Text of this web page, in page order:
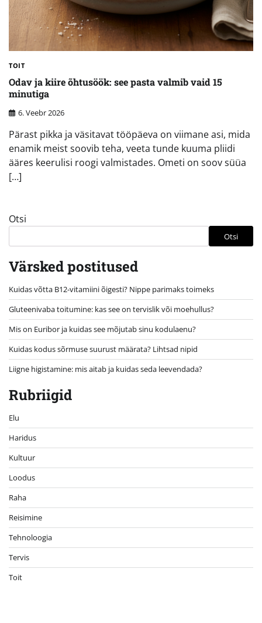
TOIT
Odav ja kiire õhtusöök: see pasta valmib vaid 15
minutiga
6. Veebr 2026
Pärast pikka ja väsitavat tööpäeva on viimane asi, mida
enamik meist soovib teha, veeta tunde kuuma pliidi
ääres keerulisi roogi valmistades. Ometi on soov süüa
[…]
Otsi
Otsi
Värsked postitused
Kuidas võtta B12-vitamiini õigesti? Nippe parimaks toimeks
Gluteenivaba toitumine: kas see on tervislik või moehullus?
Mis on Euribor ja kuidas see mõjutab sinu kodulaenu?
Kuidas kodus sõrmuse suurust määrata? Lihtsad nipid
Liigne higistamine: mis aitab ja kuidas seda leevendada?
Rubriigid
Elu
Haridus
Kultuur
Loodus
Raha
Reisimine
Tehnoloogia
Tervis
Toit